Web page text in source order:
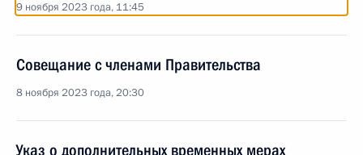
9 ноября 2023 года, 11:45
Совещание с членами Правительства
8 ноября 2023 года, 20:30
Указ о дополнительных временных мерах